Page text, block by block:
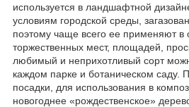
используется в ландшафтной
условиям городской среды,
поэтому чаще всего ее применяют в
торжественных мест, площадей,
любимый и неприхотливый сорт
каждом парке и ботаническом саду.
посадки, для использования в
новогоднее «рождественское»